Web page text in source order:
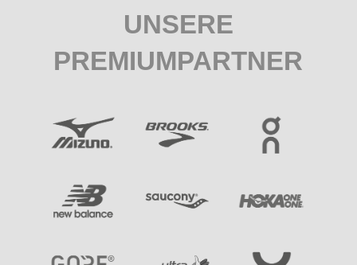
UNSERE
PREMIUMPARTNER